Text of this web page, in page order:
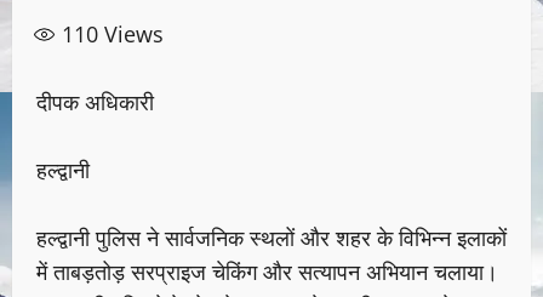
110 Views
दीपक अधिकारी
हल्द्वानी
हल्द्वानी पुलिस ने सार्वजनिक स्थलों और शहर के विभिन्न इलाकों
में ताबड़तोड़ सरप्राइज चेकिंग और सत्यापन अभियान चलाया।